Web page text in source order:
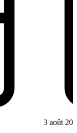
3 août